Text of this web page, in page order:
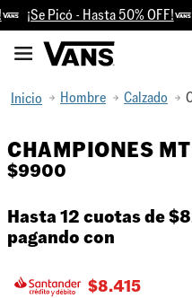
¡Se Picó - Hasta 50% OFF!
Hombre Calzado
CHAMPIONES
$9900
Hasta 12 cuotas de
pagando con
$8.415